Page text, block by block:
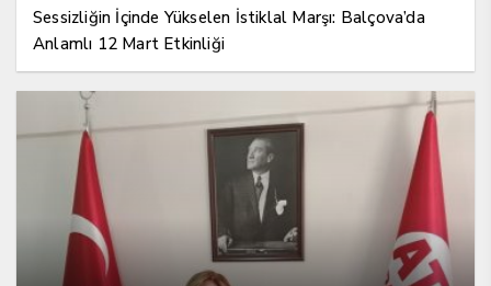
Sessizliğin İçinde Yükselen İstiklal Marşı: Balçova’da
Anlamlı 12 Mart Etkinliği